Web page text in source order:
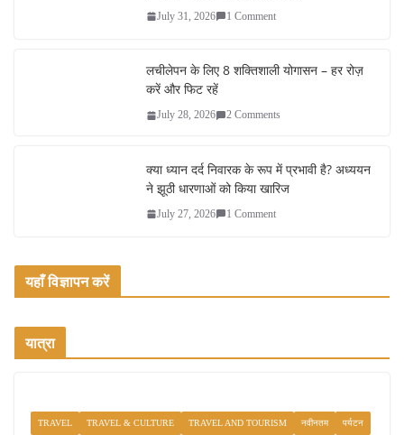
July 31, 2026 1 Comment
लचीलेपन के लिए 8 शक्तिशाली योगासन – हर रोज़
करें और फिट रहें
July 28, 2026 2 Comments
क्या ध्यान दर्द निवारक के रूप में प्रभावी है? अध्ययन
ने झूठी धारणाओं को किया खारिज
July 27, 2026 1 Comment
यहाँ विज्ञापन करें
यात्रा
TRAVEL TRAVEL & CULTURE TRAVEL AND TOURISM नवीनतम पर्यटन